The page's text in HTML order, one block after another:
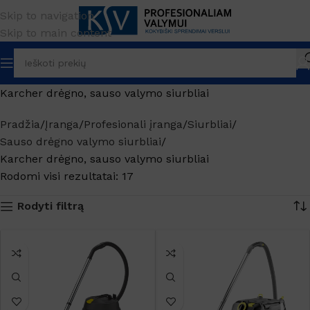
Skip to navigation
Skip to main content
Karcher drėgno, sauso valymo siurbliai
Pradžia Įranga Profesionali įranga Siurbliai
Sauso drėgno valymo siurbliai
Karcher drėgno, sauso valymo siurbliai
Rodomi visi rezultatai: 17
Rodyti filtrą